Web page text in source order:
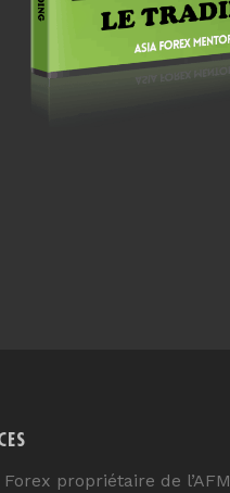
propriétaire de l’AFM